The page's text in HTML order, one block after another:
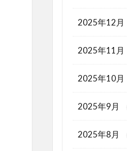
2025年12月
2025年11月
2025年10月
2025年9月
2025年8月